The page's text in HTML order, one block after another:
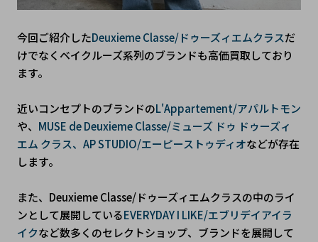
今回ご紹介したDeuxieme Classe/ドゥーズィエムクラスだ
けでなくベイクルーズ系列のブランドも高価買取しており
ます。
近いコンセプトのブランドのL'Appartement/アパルトモン
や、 MUSE de Deuxieme Classe/ミューズ ドゥ ドゥーズィ
エム クラス、AP STUDIO/エーピーストゥディオなどが存在
します。
また、Deuxieme Classe/ドゥーズィエムクラスの中のライ
ンとして展開しているEVERYDAY I LIKE/エブリデイアイラ
イクなど数多くのセレクトショップ、ブランドを展開して